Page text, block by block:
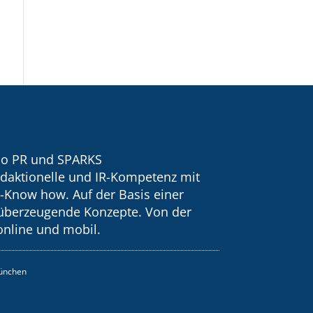
und SPARKS
und IR-Kompetenz mit
how. Auf der Basis einer
Konzepte. Von der
und mobil.